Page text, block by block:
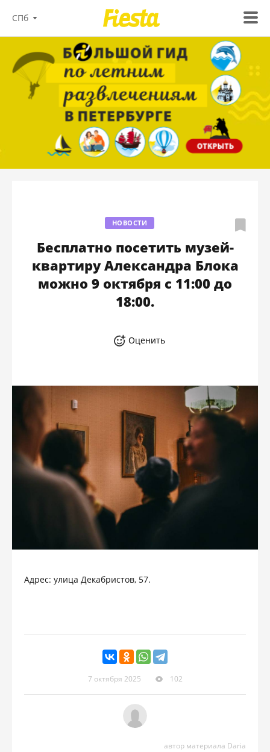
СПб
НОВОСТИ
Бесплатно посетить музей-
квартиру Александра Блока
можно 9 октября с 11:00 до
18:00.
Оценить
Адрес: улица Декабристов, 57.
7 октября 2025 102
автор материала Daria